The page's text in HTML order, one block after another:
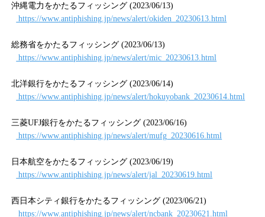
沖縄電力をかたるフィッシング (2023/06/13)
https://www.antiphishing.jp/news/alert/okiden_20230613.html
総務省をかたるフィッシング (2023/06/13)
https://www.antiphishing.jp/news/alert/mic_20230613.html
北洋銀行をかたるフィッシング (2023/06/14)
https://www.antiphishing.jp/news/alert/hokuyobank_20230614.html
三菱UFJ銀行をかたるフィッシング (2023/06/16)
https://www.antiphishing.jp/news/alert/mufg_20230616.html
日本航空をかたるフィッシング (2023/06/19)
https://www.antiphishing.jp/news/alert/jal_20230619.html
西日本シティ銀行をかたるフィッシング (2023/06/21)
https://www.antiphishing.jp/news/alert/ncbank_20230621.html